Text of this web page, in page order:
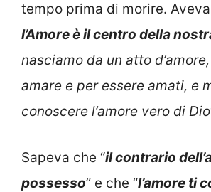
tempo prima di morire.
l’Amore è il centro della
nasciamo da un atto
amare e per essere amati, e
conoscere l’amore vero di Dio
Sapeva che “il contrario
possesso” e che “l’amore ti